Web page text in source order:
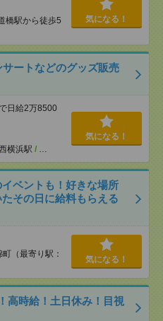
橋駅から徒歩5
気になる！
ートなどのグッズ販売
日給2万8500
横浜駅 / …
気になる！
ベントも！好きな場所
その日に給料もらえる
（最寄り駅：
気になる！
高時給！土日休み！目視